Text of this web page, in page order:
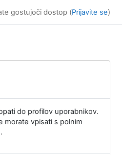
gostujoči dostop (Prijavite se)
do profilov uporabnikov.
morate vpisati s polnim